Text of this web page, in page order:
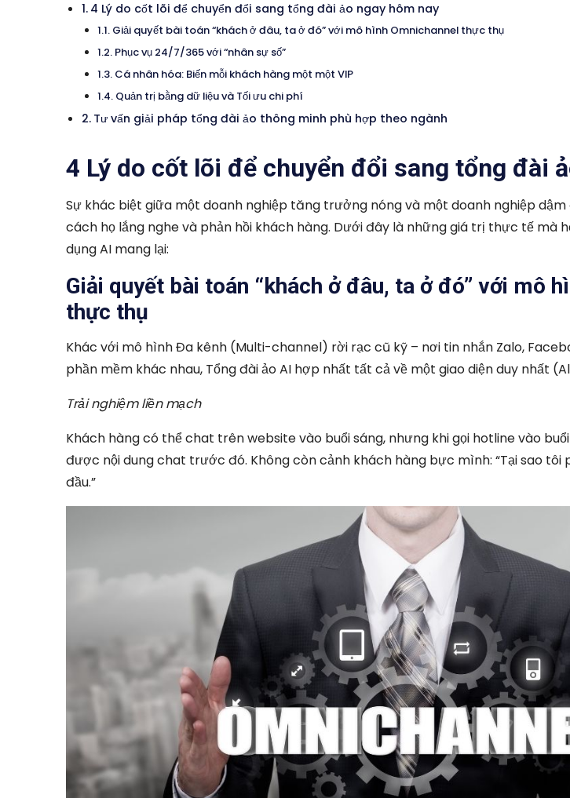
4 Lý do cốt lõi để chuyển đổi sang tổng đài ảo ngay hôm nay
Giải quyết bài toán “khách ở đâu, ta ở đó” với mô hình Omnichannel thực thụ
Phục vụ 24/7/365 với “nhân sự số”
Cá nhân hóa: Biến mỗi khách hàng một một VIP
Quản trị bằng dữ liệu và Tối ưu chi phí
Tư vấn giải pháp tổng đài ảo thông minh phù hợp theo ngành
4 Lý do cốt lõi để chuyển đổi sang tổng đài
Sự khác biệt giữa một doanh nghiệp tăng trưởng nóng và một doanh nghiệp
cách họ lắng nghe và phản hồi khách hàng. Dưới đây là những giá trị thực tế mà
dụng AI mang lại:
Giải quyết bài toán “khách ở đâu, ta ở đó” với mô
thực thụ
Khác với mô hình Đa kênh (Multi-channel) rời rạc cũ kỹ – nơi tin nhắn Zalo,
phần mềm khác nhau, Tổng đài ảo AI hợp nhất tất cả về một giao diện duy nhất
Trải nghiệm liền mạch
Khách hàng có thể chat trên website vào buổi sáng, nhưng khi gọi hotline vào
được nội dung chat trước đó. Không còn cảnh khách hàng bực mình: “Tại sao tôi
đầu.”